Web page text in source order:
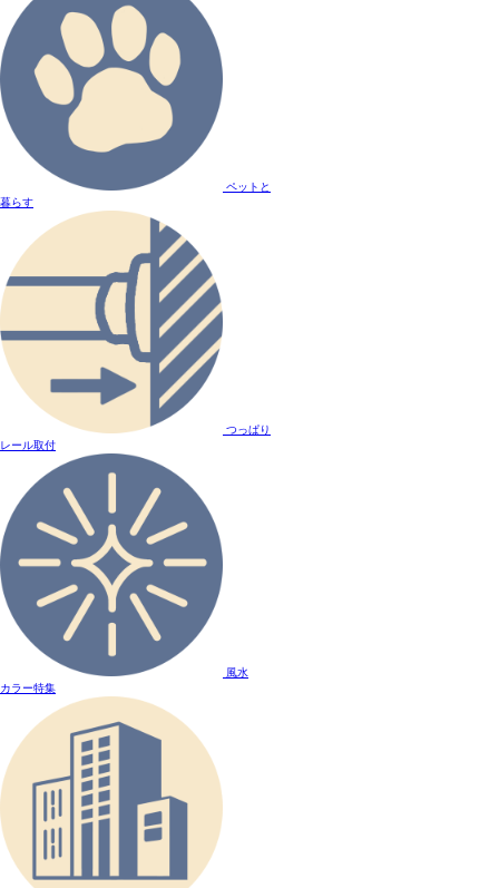
ペットと
暮らす
つっぱり
レール取付
風水
カラー特集